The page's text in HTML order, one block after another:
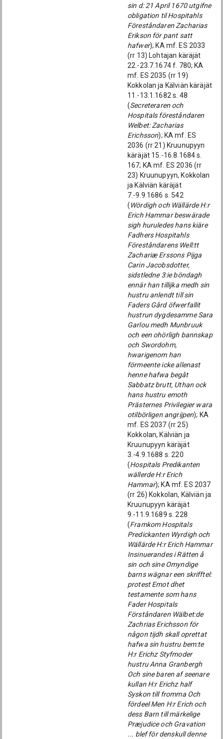
sin d: 21 April 1670 utgifne
obligation til Hospitahls
Föreståndaren Zacharias
Erikson för pant satt
hafwer); KA mf. ES 2033
(rr 13) Lohtajan käräjät
22.-23.7.1674 f. 780; KA
mf. ES 2035 (rr 19)
Kokkolan ja Kälviän käräjät
11.-13.1.1682 s. 48
(Secreteraren och
Hospitals föreståndaren
Welbet: Zacharias
Erichsson); KA mf. ES
2036 (rr 21) Kruunupyyn
käräjät 15.-16.8.1684 s.
167; KA mf. ES 2036 (rr
23) Kruunupyyn, Kokkolan
ja Kälviän käräjät
7.-9.9.1686 s. 542
(Wördigh och Wällärde H:r
Erich Hammar beswärade
sigh huruledes hans kiäre
Fadhers Hospitahls
Föreståndarens Well:tt
Zachariæ Erssons Pijga
Carin Jacobsdotter,
sidstledne 3:ie böndagh
ennär han tillijka medh sin
hustru anlendt till sin
Faders Gård öfwerfallit
hustrun dygdesamme Sara
Garlou medh Munbruuk
och een ohörligh bannskap
och Swordohm,
hwarigenom han
förmeente icke allenast
henne hafwa begåt
Sabbatz brutt, Uthan ock
hans hustru emoth
Prästernes Privilegier wara
otilbörligen angrijpen); KA
mf. ES 2037 (rr 25)
Kokkolan, Kälviän ja
Kruunupyyn käräjät
3.-4.9.1688 s. 220
(Hospitals Predikanten
wällerde H:r Erich
Hammar); KA mf. ES 2037
(rr 26) Kokkolan, Kälviän ja
Kruunupyyn käräjät
9.-11.9.1689 s. 228
(Framkom Hospitals
Predickanten Wyrdigh och
Wällärde H:r Erich Hammar
Insinuerandes i Rätten å
sin och sine Omyndige
barns wägnar een skrifftel:
protest Emot dhet
testamente som hans
Fader Hospitals
Förståndaren Wälbet:de
Zachrias Erichsson för
någon tijdh skall oprettat
hafwa sin hustru bem:te
H:r Erichz Styfmoder
hustru Anna Granbergh
Och sine baren af seenare
kullan H:r Erichz half
Syskon till fromma Och
fördeel Men H:r Erich och
dess Barn till märkelige
Præjudice och Gravation
... blef för denskull denne